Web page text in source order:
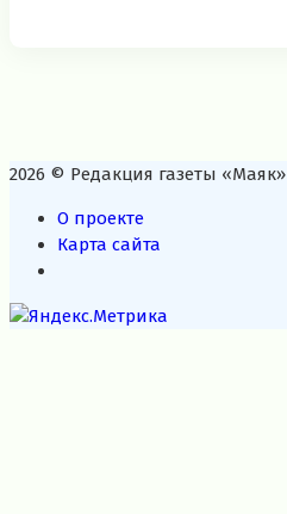
2026 © Редакция газеты «Маяк»
О проекте
Карта сайта